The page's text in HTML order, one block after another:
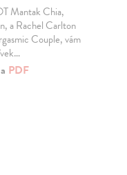
Mantak Chia,
a Rachel Carlton
Couple, vám
a PDF